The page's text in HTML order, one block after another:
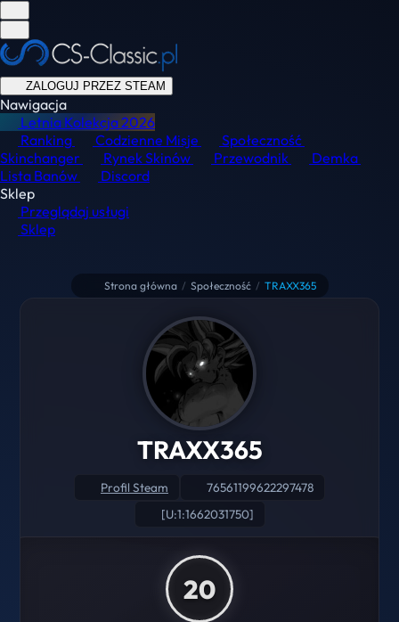
ZALOGUJ PRZEZ STEAM
Nawigacja
Letnia Kolekcja2026
Ranking
Codzienne Misje
Społeczność
Skinchanger
Rynek Skinów Przewodnik
Demka
Lista Banów
Discord
Sklep
Przeglądaj usługi
Sklep
Strona główna / Społeczność / TRAXX365
TRAXX365
Profil Steam
76561199622297478
[U:1:1662031750]
20